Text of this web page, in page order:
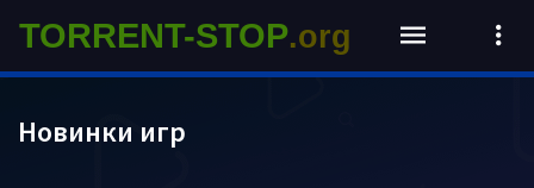
TORRENT-STOP.org
Новинки игр